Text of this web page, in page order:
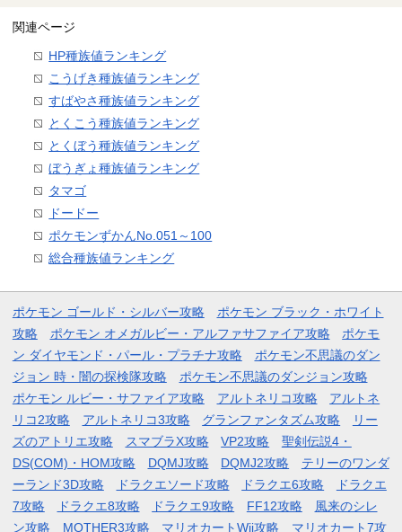
関連ページ
HP種族値ランキング
こうげき種族値ランキング
すばやさ種族値ランキング
とくこう種族値ランキング
とくぼう種族値ランキング
ぼうぎょ種族値ランキング
タマゴ
ドードー
ポケモンずかんNo.051～100
総合種族値ランキング
ポケモン ゴールド・シルバー攻略
ポケモン ブラック・ホワイト
攻略
ポケモン オメガルビー・アルファサファイア攻略
ポケモ
ン ダイヤモンド・パール・プラチナ攻略
ポケモン不思議のダン
ジョン 時・闇の探検隊攻略
ポケモン不思議のダンジョン攻略
ポケモン ルビー・サファイア攻略
アルトネリコ攻略
アルトネ
リコ2攻略
アルトネリコ3攻略 グランファンタズム攻略
リー
ズのアトリエ攻略
スマブラX攻略 VP2攻略
聖剣伝説4・
DS(COM)・HOM攻略
DQMJ攻略 DQMJ2攻略
テリーのワンダ
ーランド3D攻略
ドラクエソード攻略 ドラクエ6攻略
ドラクエ
7攻略
ドラクエ8攻略 ドラクエ9攻略 FF12攻略
風来のシレ
ン攻略
MOTHER3攻略 マリオカートWii攻略 マリオカート7攻